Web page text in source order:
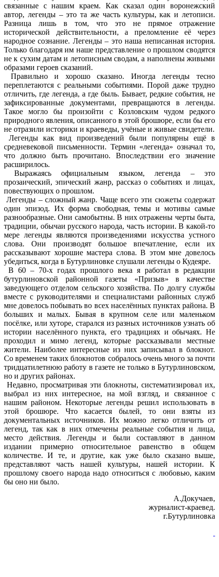
связанные с нашим краем. Как сказал один воронежский
автор, легенды – это та же часть культуры, как и летописи.
Разница лишь в том, что это не прямое отражение
исторической действительности, а преломление её через
народное сознание. Легенды – это наша неписанная история.
Только благодаря им наше представление о прошлом сводятся
не к сухим датам и летописным сводам, а наполнены живыми
образами героев сказаний.
Правильно и хорошо сказано. Иногда легенды тесно
переплетаются с реальными событиями. Порой даже трудно
отличить, где легенда, а где быль. Бывает, редкие события, не
зафиксированные документами, превращаются в легенды.
Такое могло бы произойти с Козловским чудом редкого
природного явления, описанного в этой брошюре, если бы его
не отразили историки и краеведы, учёные и живые свидетели.
Легенды как вид произведений были популярны ещё в
средневековой письменности. Термин «легенда» означал то,
что должно быть прочитано. Впоследствии его значение
расширилось.
Выражаясь официальным языком, легенда – это
прозаический, эпический жанр, рассказ о событиях и лицах,
повествующих о прошлом.
Легенды – сложный жанр. Чаще всего эти сюжеты содержат
один эпизод. Их форма свободная, темы и мотивы самые
разнообразные. Они самобытны. В них отражены черты быта,
традиции, обычаи русского народа, часть истории. В какой-то
мере легенды являются произведениями искусства устного
слова. Они производят большое впечатление, если их
рассказывают хорошие мастера слова. В этом мне довелось
убедиться, когда в Бутурлиновке слушали легенды о Кудеяре.
В 60 – 70-х годах прошлого века я работал в редакции
бутурлиновской районной газеты «Призыв» в качестве
заведующего отделом сельского хозяйства. По долгу службы
вместе с руководителями и специалистами районных служб
мне довелось побывать во всех населённых пунктах района. В
больших и малых. Бывая в крупном селе или маленьком
посёлке, или хуторе, старался из разных источников узнать об
истории населённого пункта, его традициях и обычаях. Не
проходил и мимо легенд, которые рассказывали местные
жители. Наиболее интересные из них записывал в блокнот.
Со временем таких блокнотов собралось очень много за почти
тридцатилетнюю работу в газете не только в Бутурлиновском,
но и других районах.
Недавно, просматривая эти блокноты, систематизировал их,
выбрал из них интересное, на мой взгляд, и связанное с
нашим районом. Некоторые легенды решил использовать в
этой брошюре. Что касается былей, то они взяты из
документальных источников. Их можно легко отличить от
легенд, так как в них отмечены реальные события и лица,
место действия. Легенды и были составляют в данном
издании примерно относительное равенство в общем
количестве. И те, и другие, как уже было сказано выше,
представляют часть нашей культуры, нашей истории. К
прошлому своего народа надо относиться с любовью, каким
бы оно ни было.
А.Докучаев,
журналист-краевед.
г.Бутурлиновка